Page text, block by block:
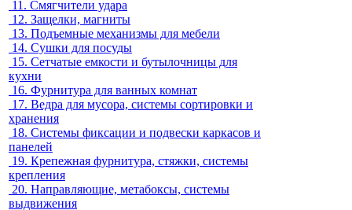
11. Смягчители удара
12. Защелки, магниты
13. Подъемные механизмы для мебели
14. Сушки для посуды
15. Сетчатые емкости и бутылочницы для
кухни
16. Фурнитура для ванных комнат
17. Ведра для мусора, системы сортировки и
хранения
18. Системы фиксации и подвески каркасов и
панелей
19. Крепежная фурнитура, стяжки, системы
крепления
20. Направляющие, метабоксы, системы
выдвижения